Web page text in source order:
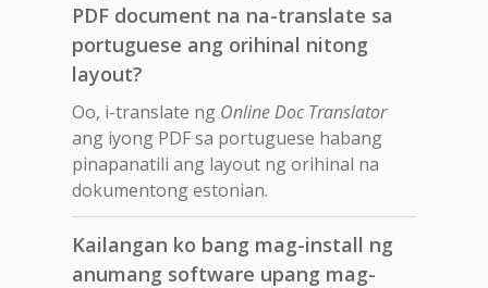
PDF document na na-translate sa
portuguese ang orihinal nitong
layout?
Oo, i-translate ng Online Doc Translator
ang iyong PDF sa portuguese habang
pinapanatili ang layout ng orihinal na
dokumentong estonian.
Kailangan ko bang mag-install ng
anumang software upang mag-